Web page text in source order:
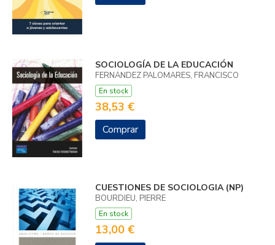
SOCIOLOGÍA DE LA EDUCACIÓN
FERNÁNDEZ PALOMARES, FRANCISCO
En stock
38,53 €
Comprar
CUESTIONES DE SOCIOLOGIA (NP)
BOURDIEU, PIERRE
En stock
13,00 €